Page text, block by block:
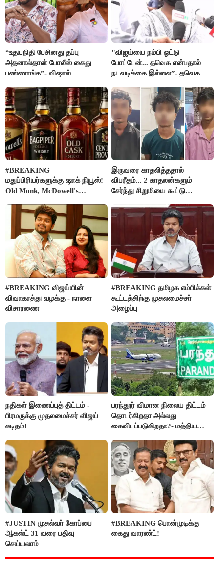
“உதயநிதி பேசினது தப்பு
அதனால்தான் போலீஸ் கைது
பண்ணாங்க”- விஷால்
"விஜய்யை நம்பி ஓட்டு
போட்டேன்... தவெக என்பதால்
நடவடிக்கை இல்லை”- தவெக
கதறல்
#BREAKING
மதுப்பிரியர்களுக்கு ஷாக் நியூஸ்!
Old Monk, McDowell's
FSSAI தடை
இருவரை காதலித்ததால்
விபரீதம்... 2 காதலன்களும்
சேர்ந்து சிறுமியை கூட்டு
செய்த கொடூரம்
#BREAKING விஜய்யின்
விவாகரத்து வழக்கு - நாளை
விசாரணை
#BREAKING தமிழக எம்பிக்கள்
கூட்டத்திற்கு முதலமைச்சர்
அழைப்பு
நதிகள் இணைப்புத் திட்டம் -
பிரமருக்கு முதலமைச்சர் விஜய்
கடிதம்!
பரந்தூர் விமான நிலைய திட்டம்
தொடர்கிறதா அல்லது
கைவிடப்படுகிறதா?- மத்திய
#JUSTIN முதல்வர் கோப்பை
ஆகஸ்ட் 31 வரை பதிவு
செய்யலாம்
#BREAKING பொன்முடிக்கு
கைது வாரண்ட்!